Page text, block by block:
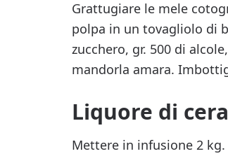
Grattugiare le mele
polpa in un tovagliolo di
zucchero, gr. 500 di
mandorla amara.
Liquore di
Mettere in infusione 2